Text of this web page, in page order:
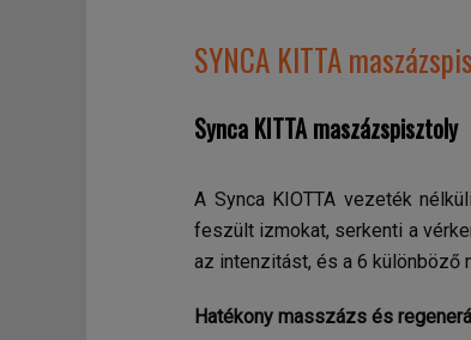
SYNCA KITTA
Synca KITTA maszázspisztoly
A Synca KIOTTA vezeték
feszült izmokat, serkenti a
az intenzitást, és a 6
Hatékony masszázs és